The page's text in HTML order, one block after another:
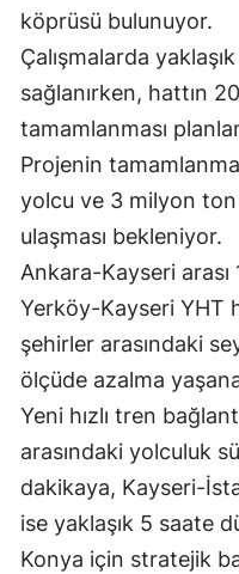
köprüsü bulunuyor.
Çalışmalarda
sağlanırken, hattın
tamamlanması
Projenin
yolcu ve 3 milyon
ulaşması bekleniyor.
Ankara-Kayseri
Yerköy-Kayseri YHT
şehirler arasındaki
ölçüde azalma
Yeni hızlı tren
arasındaki yolculuk
dakikaya, Kayseri-
ise yaklaşık 5 saate
Konya için stratejik